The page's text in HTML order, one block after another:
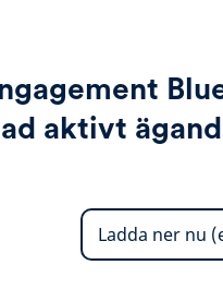
aktivt
Ladda ner nu